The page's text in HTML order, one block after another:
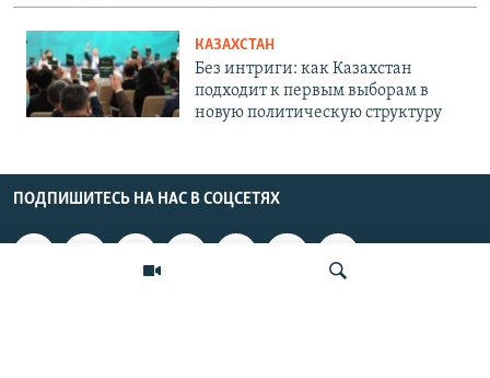
КАЗАХСТАН
Без интриги: как Казахстан
подходит к первым выборам в
новую политическую структуру
ПОДПИШИТЕСЬ НА НАС В СОЦСЕТЯХ